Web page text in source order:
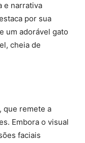
e narrativa
por sua
um adorável gato
cheia de
que remete a
Embora o visual
faciais